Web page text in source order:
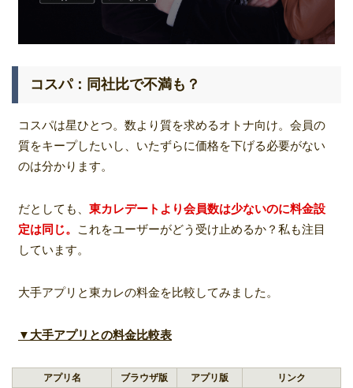
コスパ：同社比で不満も？
コスパは星ひとつ。数より質を求めるオトナ向け。会員の
質をキープしたいし、いたずらに価格を下げる必要がない
のは分かります。
だとしても、 東カレデートより会員数は少ないのに料金設
定は同じ。
これをユーザーがどう受け止めるか？私も注目
しています。
大手アプリと東カレの料金を比較してみました。
▼大手アプリとの料金比較表
アプリ名 ブラウザ版 アプリ版 リンク